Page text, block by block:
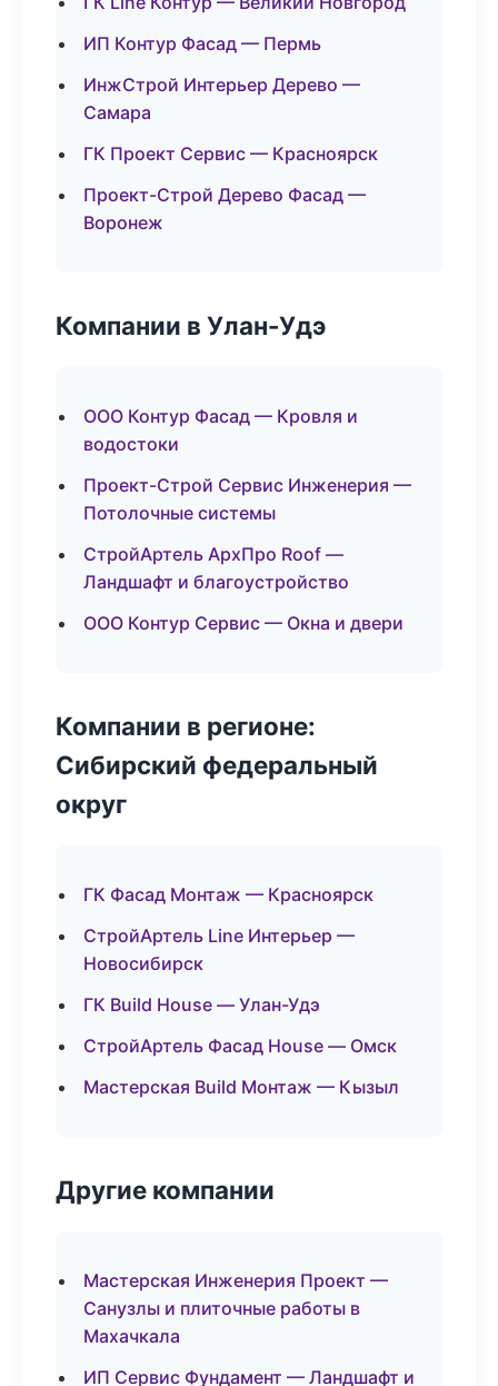
ИП Контур Фасад — Пермь
ИнжСтрой Интерьер Дерево —
Самара
ГК Проект Сервис — Красноярск
Проект-Строй Дерево Фасад —
Воронеж
Компании в Улан-Удэ
ООО Контур Фасад — Кровля и
водостоки
Проект-Строй Сервис Инженерия —
Потолочные системы
СтройАртель АрхПро Roof —
Ландшафт и благоустройство
ООО Контур Сервис — Окна и двери
Компании в регионе:
Сибирский федеральный
округ
ГК Фасад Монтаж — Красноярск
СтройАртель Line Интерьер —
Новосибирск
ГК Build House — Улан-Удэ
СтройАртель Фасад House — Омск
Мастерская Build Монтаж — Кызыл
Другие компании
Мастерская Инженерия Проект —
Санузлы и плиточные работы в
Махачкала
ИП Сервис Фундамент — Ландшафт и